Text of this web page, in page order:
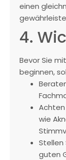
einen
4.
Bevor Sie
beginnen,
wie
Stellen
guten